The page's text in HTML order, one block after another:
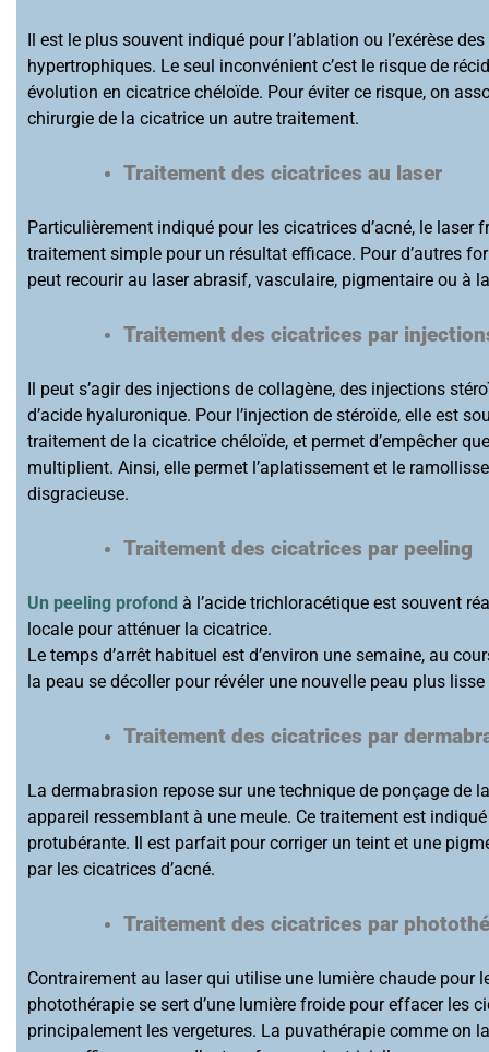
Il est le plus souvent indiqué pour l’ablation ou l’exérèse
hypertrophiques. Le seul inconvénient c’est le risque de
évolution en cicatrice chéloïde. Pour éviter ce risque, on
chirurgie de la cicatrice un autre traitement.
Traitement des cicatrices au laser
Particulièrement indiqué pour les cicatrices d’acné, le laser
traitement simple pour un résultat efficace. Pour d’autres
peut recourir au laser abrasif, vasculaire, pigmentaire ou à
Traitement des cicatrices par
Il peut s’agir des injections de collagène, des injections
d’acide hyaluronique. Pour l’injection de stéroïde, elle est
traitement de la cicatrice chéloïde, et permet d’empêcher
multiplient. Ainsi, elle permet l’aplatissement et le
disgracieuse.
Traitement des cicatrices par peeling
Un peeling profond à l’acide trichloracétique est souvent
locale pour atténuer la cicatrice.
Le temps d’arrêt habituel est d’environ une semaine, au
la peau se décoller pour révéler une nouvelle peau plus
Traitement des cicatrices par
La dermabrasion repose sur une technique de ponçage de
appareil ressemblant à une meule. Ce traitement est
protubérante. Il est parfait pour corriger un teint et une
par les cicatrices d’acné.
Traitement des cicatrices par
Contrairement au laser qui utilise une lumière chaude pour
photothérapie se sert d’une lumière froide pour effacer les
principalement les vergetures. La puvathérapie comme on